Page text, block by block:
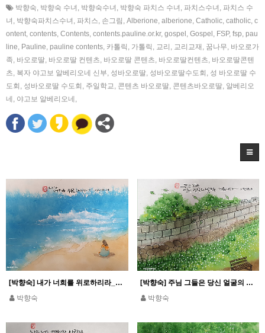
박향숙, 박향숙 수녀 , 박향숙수녀 , 박향숙 파치스 수녀 , 파치스수녀 , 파치스 수
녀 , 박향숙파치스수녀 , 파치스, 손그림 , Alberione, alberione, Catholic, catholic, c
ontent, contents, Contents, contents.pauline.or.kr, gospel , Gospel , FSP, fsp, pau
line, Pauline, pauline contents, 카톨릭 , 가톨릭 , 교리 , 교리교재 , 꿈나무, 바오로가
족, 바오로딸, 바오로딸 컨텐츠, 바오로딸 콘텐츠, 바오로딸컨텐츠, 바오로딸콘텐
츠, 복자 야고보 알베리오네 신부, 성바오로딸, 성바오로딸수도회 , 성 바오로딸 수
도회 , 성바오로딸 수도회 , 주일학교, 콘텐츠 바오로딸, 콘텐츠바오로딸, 알베리오
네 , 야고보 알베리오네 ,
[박향숙] 내가 너희를 위로하리라_이사 66,13
박향숙
[박향숙] 주님 그들은 당신 얼굴의 빛 속을 걷습니다_시편 89,16
박향숙